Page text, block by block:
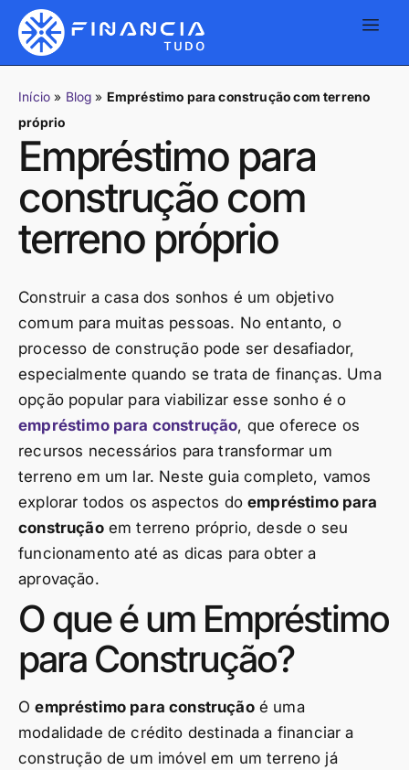
Início » Blog » Empréstimo para construção com terreno
próprio
Empréstimo para
construção com
terreno próprio
Construir a casa dos sonhos é um objetivo
comum para muitas pessoas. No entanto, o
processo de construção pode ser desafiador,
especialmente quando se trata de finanças. Uma
opção popular para viabilizar esse sonho é o
empréstimo para construção, que oferece os
recursos necessários para transformar um
terreno em um lar. Neste guia completo, vamos
explorar todos os aspectos doempréstimo para
construçãoem terreno próprio, desde o seu
funcionamento até as dicas para obter a
aprovação.
O que é um Empréstimo
para Construção?
Oempréstimo para construçãoé uma
modalidade de crédito destinada a financiar a
construção de um imóvel em um terreno já